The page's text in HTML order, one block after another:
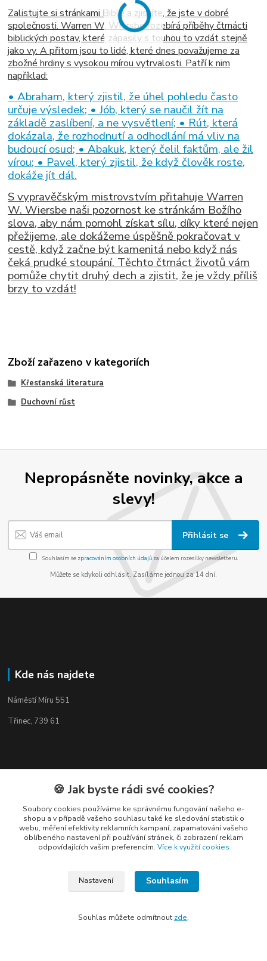
Zalistujte si stránkami Bible a zjistíte, že jste v dobré
společnosti. Warren W. Wiersbe rozebírá příběhy čtrnácti
biblických postav, které zápasily s touhou to vzdát stejně
jako vy. A přitom jsou to lidé, které dnes považujeme za
zbožné hrdiny s vysokou mírou vytrvalosti. Patří k nim
například:
• Abraham, který zjistil, že úhel pohledu často
určuje výsledek; • Jób, který se naučil žít na
základě zaslíbení, a ne vysvětlení; • Rút, která
dokázala, že rozhodnutí a odhodlání má vliv na
budoucí osud; • Abakuk, který čelil faktům, ale žil
vírou; • Pavel, který zjistil, že když člověk roste,
dokáže jít dál.
S vypravěčským mistrovstvím přitahuje Warren
W. Wiersbe naši pozornost ke stránkám Božího
slova, aby nám pomohl získat sílu, díky které nejen
přežijeme, ale dokážeme úspěšně pokračovat v
cestě, když začne být kamenitá nebo když nás
čeká prudké stoupání. Těchto čtrnáct životů vám
pomůže chytit druhý dech a zjistit, že je vždy příliš
brzy to vzdát!
Zboží zařazeno v kategoriích
Křesťanská literatura
Duchovní růst
Nepropásněte novinky, akce a
slevy!
Přihlásit se
Souhlasím se zpracováním osobních údajůza účelem rozesílky newsletteru.
Můžete se kdykoli odhlásit. Zasíláme jednou za 14 dní.
Kde nás najdete
Náměstí Míru 551
Třinec, 739 61
Kontakty
Petr Nedvídek
(Po-Pá, 9-16 hod.)
🍪 Jak byste rádi své cookies?
Soubory cookies používáme ke správnému fungování našeho e-
shopu a v případě vašeho souhlasu také ke sledování statistik o
webu, měření efektivity reklamních kampaní, zapamatování vašeho
oblíbeného nastavení při používání stránek, či zobrazení reklam
odpovídajících vašim preferencím. Více k využití cookies
Nastavení Souhlasím
Souhlas můžete odmítnout zde.